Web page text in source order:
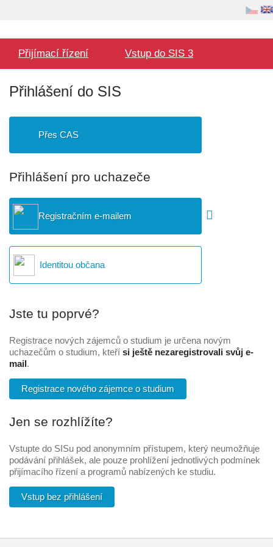
menuPřijímací řízení Vstup do SIS 3
Přihlášení do SIS
Přes CAS
Přihlášení pro uchazeče
Registračním e-mailem
Identitou občana
Jste tu poprvé?
Registrace nových zájemců o studium je určena novým
uchazečům o studium, kteří si ještě nezaregistrovali svůj e-
mail.
Registrace nového zájemce o studium
Jen se rozhlížíte?
Vstupte do SISu pod anonymním přístupem, který neumožňuje
podávání přihlášek, ale pouze prohlížení jednotlivých podmínek
přijímacího řízení a programů nabízených ke studiu.
Vstup bez přihlášení